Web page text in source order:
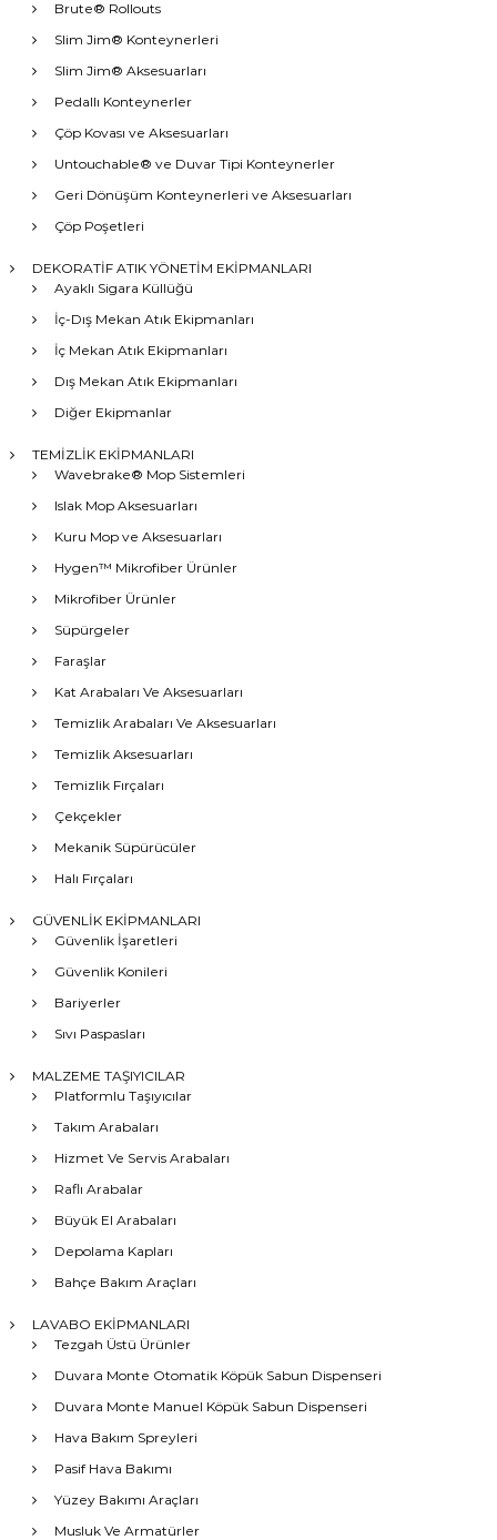
Brute® Rollouts
Slim Jim® Konteynerleri
Slim Jim® Aksesuarları
Pedallı Konteynerler
Çöp Kovası ve Aksesuarları
Untouchable® ve Duvar Tipi Konteynerler
Geri Dönüşüm Konteynerleri ve Aksesuarları
Çöp Poşetleri
DEKORATİF ATIK YÖNETİM EKİPMANLARI
Ayaklı Sigara Küllüğü
İç-Dış Mekan Atık Ekipmanları
İç Mekan Atık Ekipmanları
Dış Mekan Atık Ekipmanları
Diğer Ekipmanlar
TEMİZLİK EKİPMANLARI
Wavebrake® Mop Sistemleri
Islak Mop Aksesuarları
Kuru Mop ve Aksesuarları
Hygen™ Mikrofiber Ürünler
Mikrofiber Ürünler
Süpürgeler
Faraşlar
Kat Arabaları Ve Aksesuarları
Temizlik Arabaları Ve Aksesuarları
Temizlik Aksesuarları
Temizlik Fırçaları
Çekçekler
Mekanik Süpürücüler
Halı Fırçaları
GÜVENLİK EKİPMANLARI
Güvenlik İşaretleri
Güvenlik Konileri
Bariyerler
Sıvı Paspasları
MALZEME TAŞIYICILAR
Platformlu Taşıyıcılar
Takım Arabaları
Hizmet Ve Servis Arabaları
Raflı Arabalar
Büyük El Arabaları
Depolama Kapları
Bahçe Bakım Araçları
LAVABO EKİPMANLARI
Tezgah Üstü Ürünler
Duvara Monte Otomatik Köpük Sabun Dispenseri
Duvara Monte Manuel Köpük Sabun Dispenseri
Hava Bakım Spreyleri
Pasif Hava Bakımı
Yüzey Bakımı Araçları
Musluk Ve Armatürler